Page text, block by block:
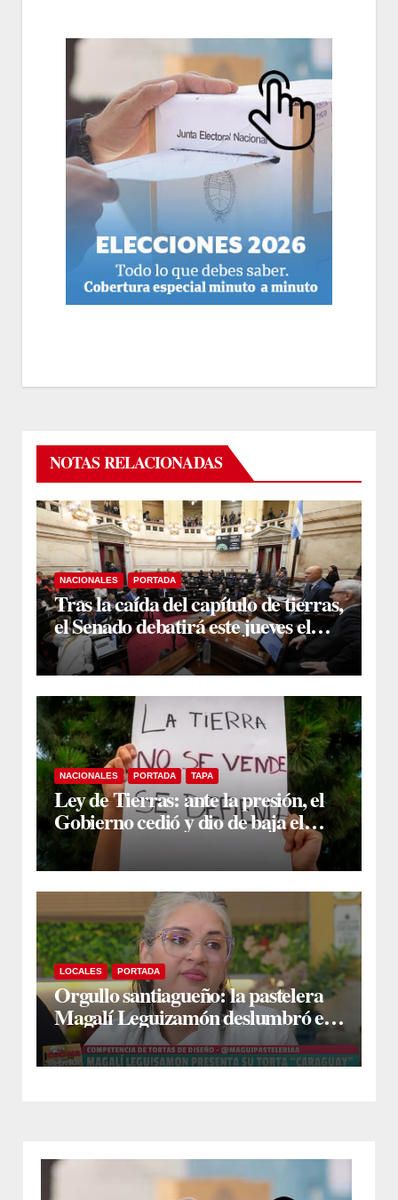
NOTAS RELACIONADAS
NACIONALES PORTADA
Tras la caída del capítulo de tierras,
el Senado debatirá este jueves el
proyecto sobre propiedad privada
NACIONALES PORTADA TAPA
Ley de Tierras: ante la presión, el
Gobierno cedió y dio de baja el
capítulo de la polémica
LOCALES PORTADA
Orgullo santiagueño: la pastelera
Magalí Leguizamón deslumbró en
Canal 13 con su torta “Caraguay” y
ganó la competencia